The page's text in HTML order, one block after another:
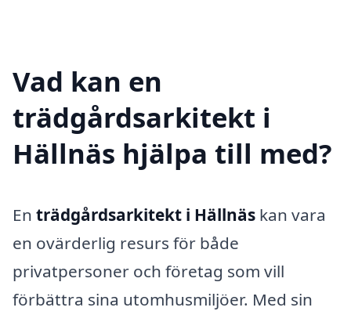
Vad kan en
trädgårdsarkitekt i
Hällnäs hjälpa till med?
En trädgårdsarkitekt i Hällnäs kan vara
en ovärderlig resurs för både
privatpersoner och företag som vill
förbättra sina utomhusmiljöer. Med sin